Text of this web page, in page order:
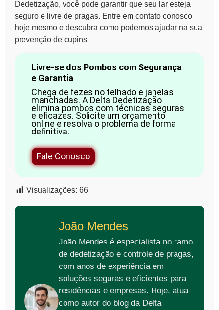
Dedetização, você pode garantir que seu lar esteja
seguro e livre de pragas. Entre em contato conosco
hoje mesmo e descubra como podemos ajudar na sua
prevenção de cupins!
Livre-se dos Pombos com Segurança
e Garantia
Chega de fezes no telhado e janelas
manchadas. A Delta Dedetização
elimina pombos com técnicas seguras
e eficazes. Solicite um orçamento
online e resolva o problema de forma
definitiva.
Fale Conosco
Visualizações: 66
João Mendes
João Mendes é especialista no ramo
de dedetização e controle de pragas,
com anos de experiência em
soluções seguras e eficientes para
residências e empresas. Hoje, atua
como autor do blog da Delta